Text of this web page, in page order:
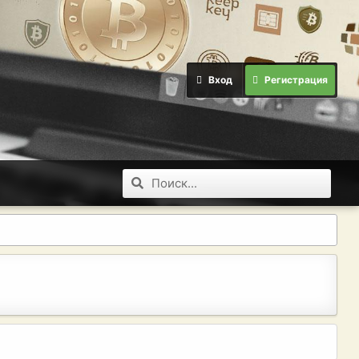
Вход Регистрация